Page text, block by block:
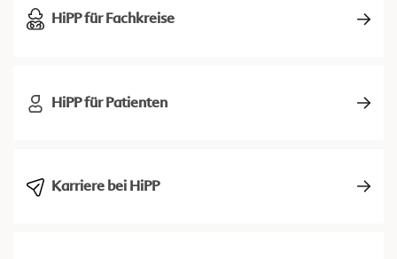
HiPP für Fachkreise
HiPP für Patienten
Karriere bei HiPP